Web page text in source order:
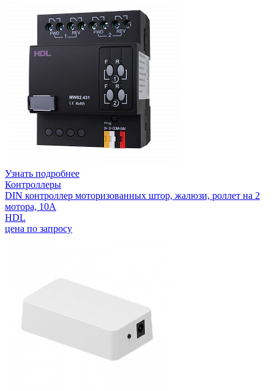
Узнать подробнее
Контроллеры
DIN контроллер моторизованных штор, жалюзи, роллет на 2
мотора, 10А
HDL
цена по запросу